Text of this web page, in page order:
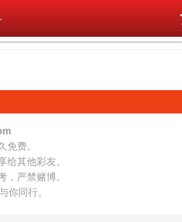
免费。
给其他彩友。
，严禁赌博。
你同行。